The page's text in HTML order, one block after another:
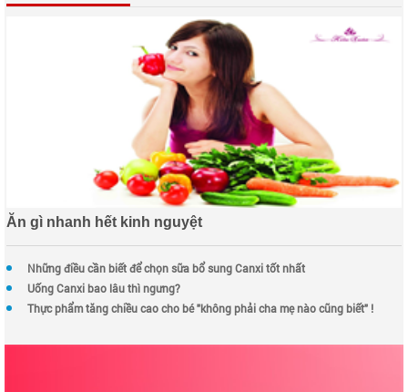
Ăn gì nhanh hết kinh nguyệt
Những điều cần biết để chọn sữa bổ sung Canxi tốt nhất
Uống Canxi bao lâu thì ngưng?
Thực phẩm tăng chiều cao cho bé "không phải cha mẹ nào cũng biết" !